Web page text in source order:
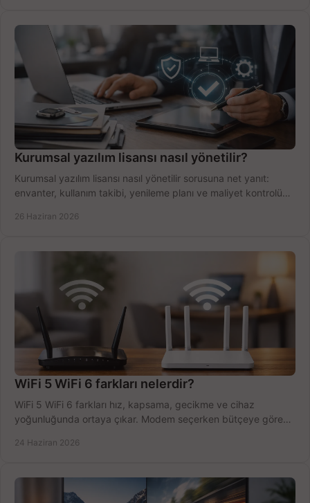
Kurumsal yazılım lisansı nasıl yönetilir?
Kurumsal yazılım lisansı nasıl yönetilir sorusuna net yanıt:
envanter, kullanım takibi, yenileme planı ve maliyet kontrolü
26 Haziran 2026
WiFi 5 WiFi 6 farkları nelerdir?
WiFi 5 WiFi 6 farkları hız, kapsama, gecikme ve cihaz
yoğunluğunda ortaya çıkar. Modem seçerken bütçeye göre
24 Haziran 2026